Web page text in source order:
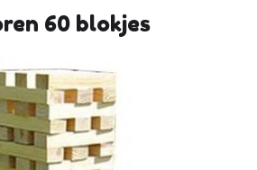
60 blokjes